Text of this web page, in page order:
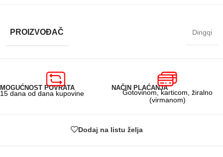
PROIZVOĐAČ Dingqi
MOGUĆNOST POVRATA
15 dana od dana kupovine
NAČIN PLAĆANJA
Gotovinom, karticom, žiralno
(virmanom)
Dodaj na listu želja